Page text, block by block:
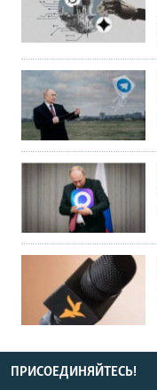
ПРИСОЕДИНЯЙТЕСЬ!